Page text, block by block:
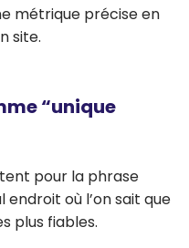
métrique précise en
site.
“unique
pour la phrase
endroit où l’on sait que
plus fiables.